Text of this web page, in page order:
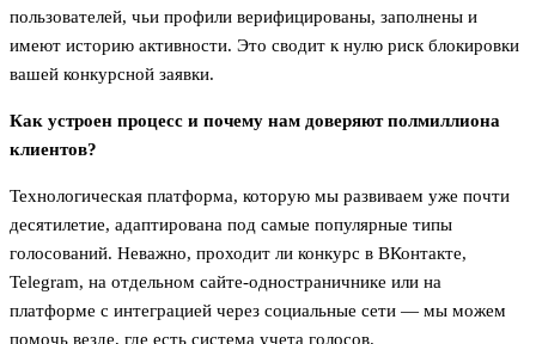
пользователей, чьи профили верифицированы, заполнены и
имеют историю активности. Это сводит к нулю риск блокировки
вашей конкурсной заявки.
Как устроен процесс и почему нам доверяют полмиллиона
клиентов?
Технологическая платформа, которую мы развиваем уже почти
десятилетие, адаптирована под самые популярные типы
голосований. Неважно, проходит ли конкурс в ВКонтакте,
Telegram, на отдельном сайте-одностраничнике или на
платформе с интеграцией через социальные сети — мы можем
помочь везде, где есть система учета голосов.